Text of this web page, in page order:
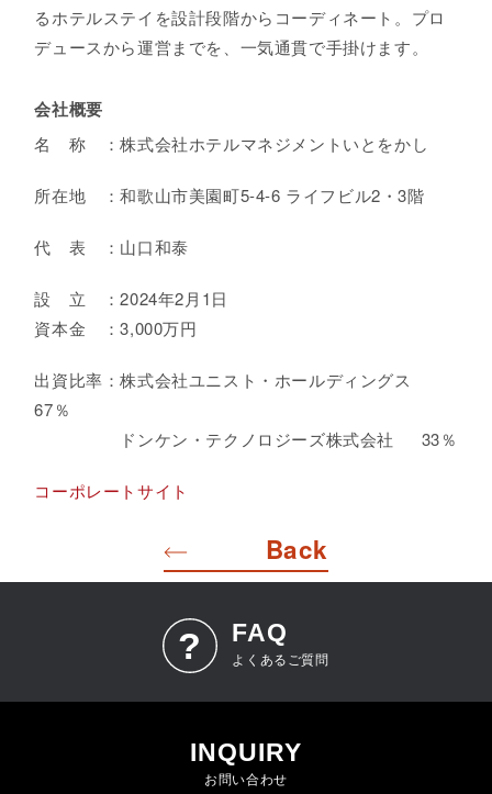
るホテルステイを設計段階からコーディネート。プロ
デュースから運営までを、一気通貫で手掛けます。
会社概要
名 称 ：株式会社ホテルマネジメントいとをかし
所在地 ：和歌山市美園町5-4-6 ライフビル2・3階
代 表 ：山口和泰
設 立 ：2024年2月1日
資本金 ：3,000万円
出資比率：株式会社ユニスト・ホールディングス
67％
ドンケン・テクノロジーズ株式会社 33％
コーポレートサイト
Back
FAQ
よくあるご質問
INQUIRY
お問い合わせ